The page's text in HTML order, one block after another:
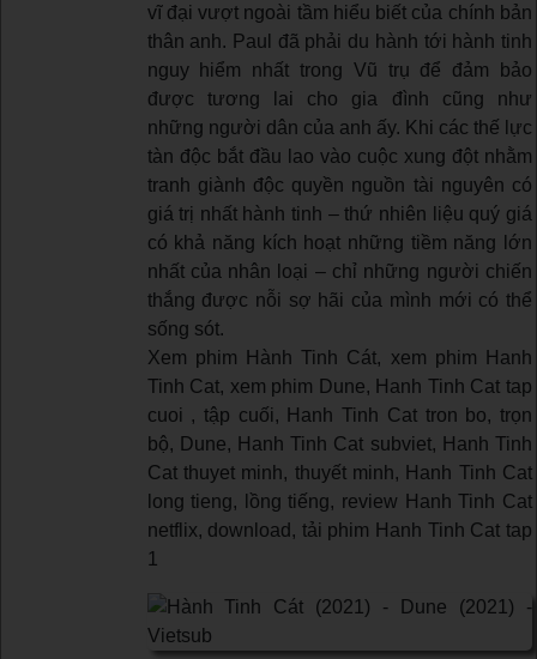
vĩ đại vượt ngoài tầm hiểu biết của chính bản
thân anh. Paul đã phải du hành tới hành tinh
nguy hiểm nhất trong Vũ trụ để đảm bảo
được tương lai cho gia đình cũng như
những người dân của anh ấy. Khi các thế lực
tàn độc bắt đầu lao vào cuộc xung đột nhằm
tranh giành độc quyền nguồn tài nguyên có
giá trị nhất hành tinh – thứ nhiên liệu quý giá
có khả năng kích hoạt những tiềm năng lớn
nhất của nhân loại – chỉ những người chiến
thắng được nỗi sợ hãi của mình mới có thể
sống sót.
Xem phim Hành Tinh Cát, xem phim Hanh
Tinh Cat, xem phim Dune, Hanh Tinh Cat tap
cuoi , tập cuối, Hanh Tinh Cat tron bo, trọn
bộ, Dune, Hanh Tinh Cat subviet, Hanh Tinh
Cat thuyet minh, thuyết minh, Hanh Tinh Cat
long tieng, lồng tiếng, review Hanh Tinh Cat
netflix, download, tải phim Hanh Tinh Cat tap
1